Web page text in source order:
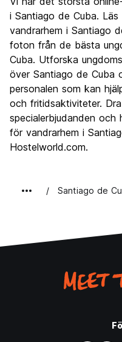
Kultur
Festa
Värde för pengarna
i Santiago de Cuba.
vandrarhem i Santiago
foton från de bästa
Cuba. Utforska
över Santiago de Cuba
personalen som kan
och fritidsaktiviteter.
specialerbjudanden
för vandrarhem i
Hostelworld.com.
Santiago de